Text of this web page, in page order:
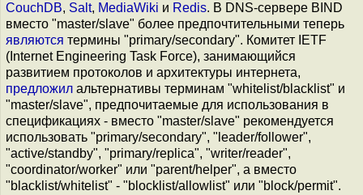
CouchDB, Salt, MediaWiki и Redis. В DNS-сервере BIND
вместо "master/slave" более предпочтительными теперь
являются термины "primary/secondary". Комитет IETF
(Internet Engineering Task Force), занимающийся
развитием протоколов и архитектуры интернета,
предложил альтернативы терминам "whitelist/blacklist" и
"master/slave", предпочитаемые для использования в
спецификациях - вместо "master/slave" рекомендуется
использовать "primary/secondary", "leader/follower",
"active/standby", "primary/replica", "writer/reader",
"coordinator/worker" или "parent/helper", а вместо
"blacklist/whitelist" - "blocklist/allowlist" или "block/permit".